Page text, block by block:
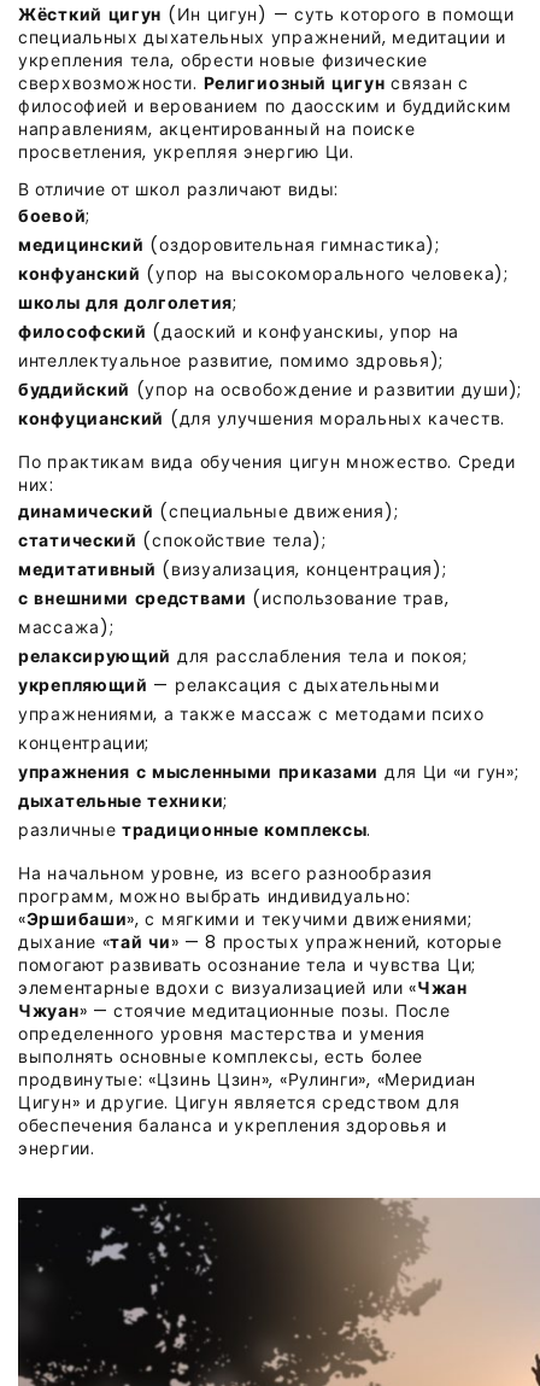
Жёсткий цигун (Ин цигун) — суть которого в помощи
специальных дыхательных упражнений, медитации и
укрепления тела, обрести новые физические
сверхвозможности. Религиозный цигун связан с
философией и верованием по даосским и буддийским
направлениям, акцентированный на поиске
просветления, укрепляя энергию Ци.
В отличие от школ различают виды:
боевой;
медицинский (оздоровительная гимнастика);
конфуанский (упор на высокоморального человека);
школы для долголетия;
философский (даоский и конфуанскиы, упор на
интеллектуальное развитие, помимо здровья);
буддийский (упор на освобождение и развитии души);
конфуцианский (для улучшения моральных качеств.
По практикам вида обучения цигун множество. Среди
них:
динамический (специальные движения);
статический (спокойствие тела);
медитативный (визуализация, концентрация);
с внешними средствами (использование трав,
массажа);
релаксирующий для расслабления тела и покоя;
укрепляющий — релаксация с дыхательными
упражнениями, а также массаж с методами психо
концентрации;
упражнения с мысленными приказами для Ци «и гун»;
дыхательные техники;
различные традиционные комплексы.
На начальном уровне, из всего разнообразия
программ, можно выбрать индивидуально:
«Эршибаши», с мягкими и текучими движениями;
дыхание «тай чи» — 8 простых упражнений, которые
помогают развивать осознание тела и чувства Ци;
элементарные вдохи с визуализацией или «Чжан
Чжуан» — стоячие медитационные позы. После
определенного уровня мастерства и умения
выполнять основные комплексы, есть более
продвинутые: «Цзинь Цзин», «Рулинги», «Меридиан
Цигун» и другие. Цигун является средством для
обеспечения баланса и укрепления здоровья и
энергии.